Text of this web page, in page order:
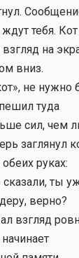
тебя.
на
вниз.
не нужно
туда
сил, чем
заглянул
руках:
ты
верно?
взгляд